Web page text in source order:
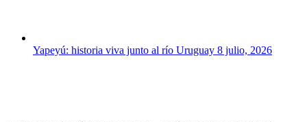
Yapeyú: historia viva junto al río Uruguay 8 julio, 2026